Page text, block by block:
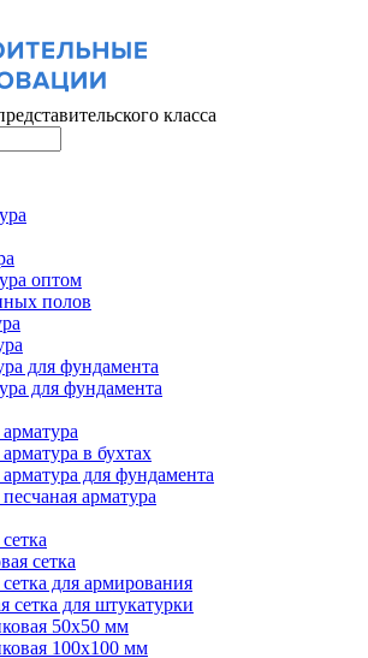
класса
оптом
полов
для фундамента
для фундамента
в бухтах
для фундамента
арматура
сетка
для армирования
сетка для штукатурки
50x50 мм
100x100 мм